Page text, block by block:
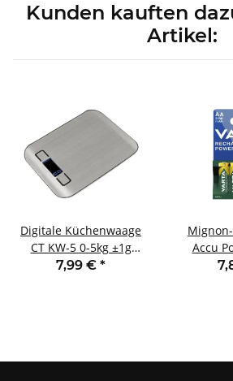
Kunden kauften
Artikel:
Digitale Küchenwaage
CT KW-5 0-5kg ±1g
18x14x2cm
7,99 € *
Accu